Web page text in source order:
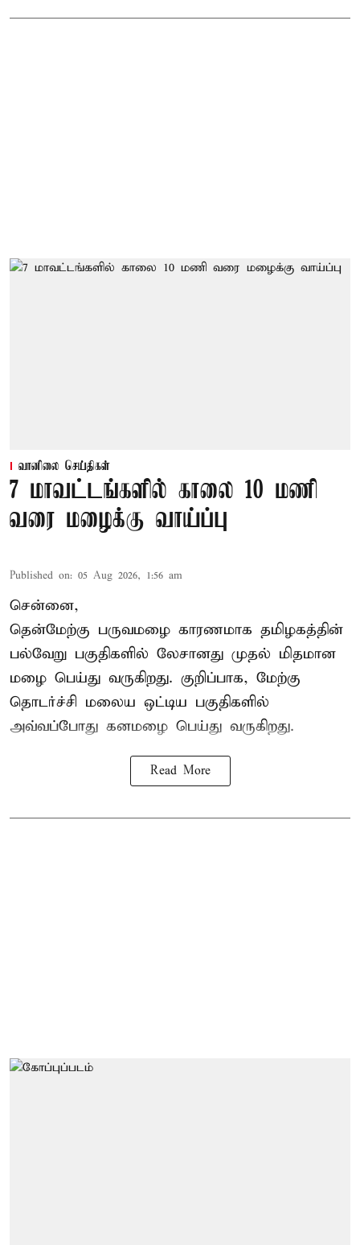
வானிலை செய்திகள்
7 மாவட்டங்களில் காலை 10 மணி
வரை மழைக்கு வாய்ப்பு
Published on: 05 Aug 2026, 1:56 am
சென்னை,
தென்மேற்கு பருவமழை காரணமாக தமிழகத்தின்
பல்வேறு பகுதிகளில் லேசானது முதல் மிதமான
மழை பெய்து வருகிறது. குறிப்பாக, மேற்கு
தொடர்ச்சி மலைய ஒட்டிய பகுதிகளில்
அவ்வப்போது கனமழை பெய்து வருகிறது.
Read More